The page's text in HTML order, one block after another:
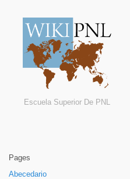
Escuela Superior De PNL
Pages
Abecedario